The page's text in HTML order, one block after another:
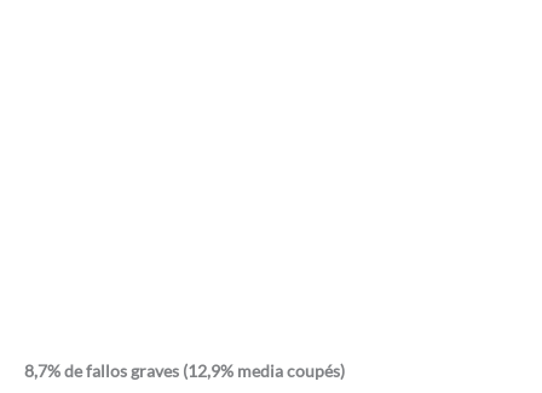
8,7% de fallos graves (12,9% media coupés)